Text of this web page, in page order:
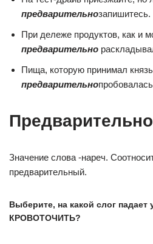
предварительнозапишитесь.
При дележе продуктов, как и
предварительно
Пища, которую принимал
предварительно
Предварительно
Значение слова -нареч.
предварительный.
Выберите, на какой слог
КРОВОТОЧИТЬ?